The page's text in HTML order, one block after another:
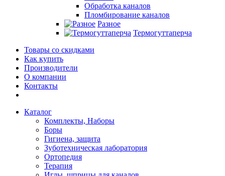
Обработка каналов
Пломбирование каналов
Разное
Термогуттаперча
Товары со скидками
Как купить
Производители
О компании
Контакты
Каталог
Комплекты, Наборы
Боры
Гигиена, защита
Зуботехническая лаборатория
Ортопедия
Терапия